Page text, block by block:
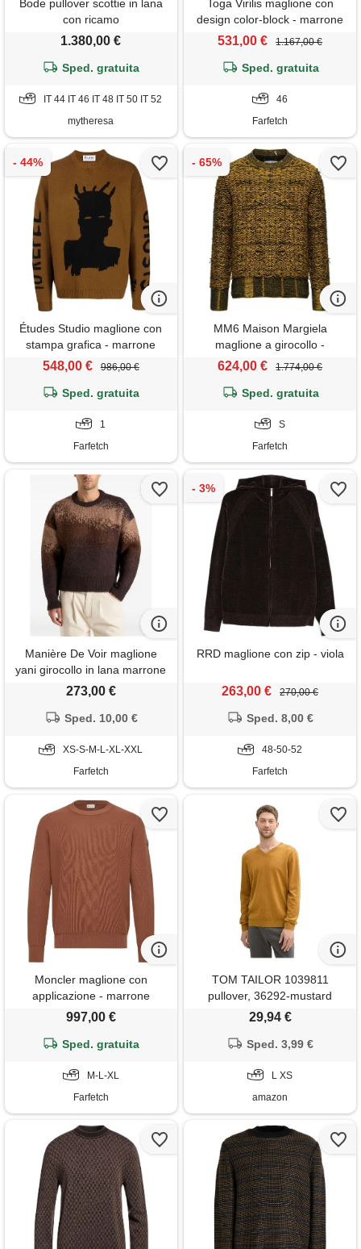
Bode pullover scottie in lana
con ricamo
1.380,00 €
Sped. gratuita
IT 44 IT 46 IT 48 IT 50 IT 52
mytheresa
Toga Virilis maglione con
design color-block - marrone
531,00 € 1.167,00 €
Sped. gratuita
46
Farfetch
Études Studio maglione con
stampa grafica - marrone
548,00 € 986,00 €
Sped. gratuita
1
Farfetch
MM6 Maison Margiela
maglione a girocollo -
marrone
624,00 € 1.774,00 €
Sped. gratuita
S
Farfetch
Manière De Voir maglione
yani girocollo in lana marrone
con effetto sfumato
273,00 €
Sped. 10,00 €
XS-S-M-L-XL-XXL
Farfetch
RRD maglione con zip - viola
263,00 € 270,00 €
Sped. 8,00 €
48-50-52
Farfetch
Moncler maglione con
applicazione - marrone
997,00 €
Sped. gratuita
M-L-XL
Farfetch
TOM TAILOR 1039811
pullover, 36292-mustard
melange, l uomo
29,94 €
Sped. 3,99 €
L XS
amazon